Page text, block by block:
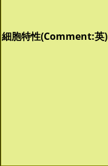
細胞特性(Comment:英)